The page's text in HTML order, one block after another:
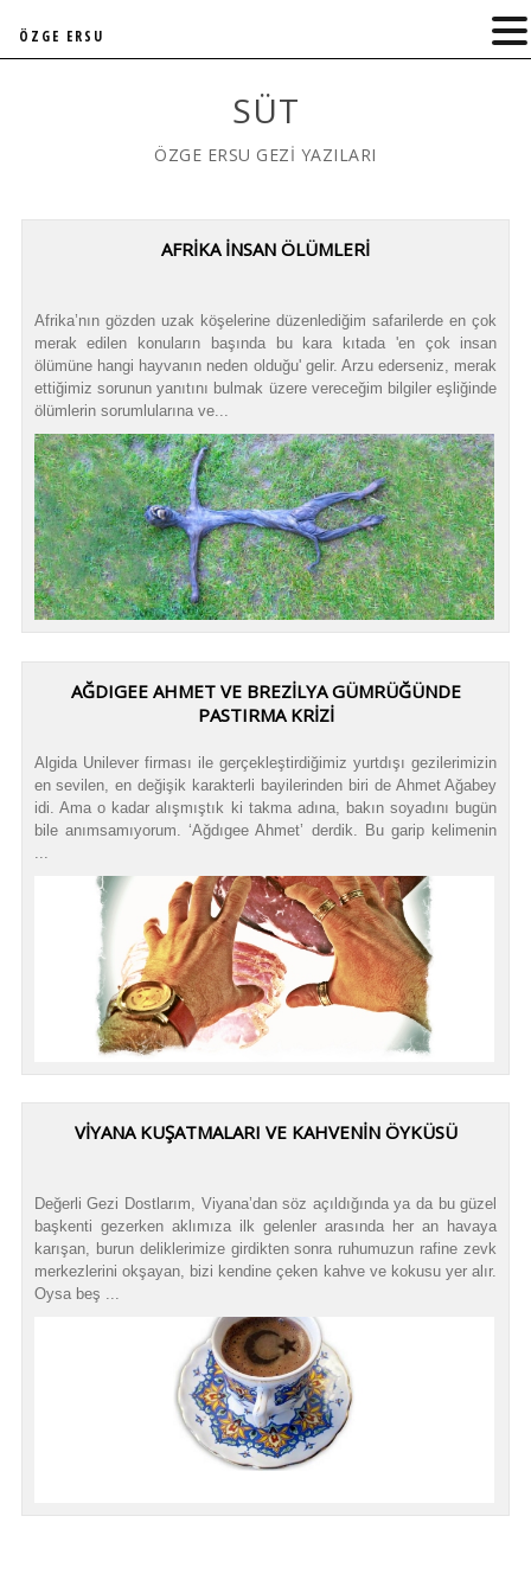
SÜT
ÖZGE ERSU GEZİ YAZILARI
AFRİKA İNSAN ÖLÜMLERİ
Afrika’nın gözden uzak köşelerine düzenlediğim safarilerde en çok
merak edilen konuların başında bu kara kıtada 'en çok insan
ölümüne hangi hayvanın neden olduğu' gelir. Arzu ederseniz, merak
ettiğimiz sorunun yanıtını bulmak üzere vereceğim bilgiler eşliğinde
ölümlerin sorumlularına ve...
AĞDIGEE AHMET VE BREZILYA GÜMRÜĞÜNDE
PASTIRMA KRIZI
Algida Unilever firması ile gerçekleştirdiğimiz yurtdışı gezilerimizin
en sevilen, en değişik karakterli bayilerinden biri de Ahmet Ağabey
idi. Ama o kadar alışmıştık ki takma adına, bakın soyadını bugün
bile anımsamıyorum. ‘Ağdıgee Ahmet’ derdik. Bu garip kelimenin
VİYANA KUŞATMALARI VE KAHVENİN ÖYKÜSÜ
Değerli Gezi Dostlarım, Viyana’dan söz açıldığında ya da bu güzel
başkenti gezerken aklımıza ilk gelenler arasında her an havaya
karışan, burun deliklerimize girdikten sonra ruhumuzun rafine zevk
merkezlerini okşayan, bizi kendine çeken kahve ve kokusu yer alır.
Oysa beş ...
ÖZGE ERSU